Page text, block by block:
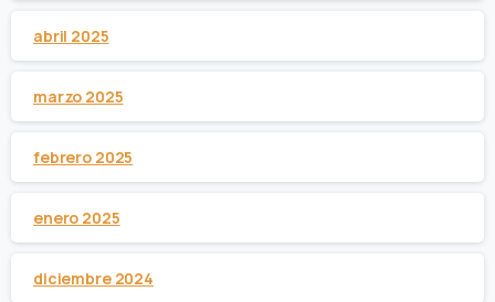
abril 2025
marzo 2025
febrero 2025
enero 2025
diciembre 2024